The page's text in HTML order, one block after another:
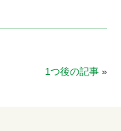
1つ後の記事 »